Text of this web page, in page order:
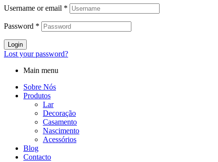
Username or email *
Password *
Login
Lost your password?
Main menu
Sobre Nós
Produtos
Lar
Decoração
Casamento
Nascimento
Acessórios
Blog
Contacto